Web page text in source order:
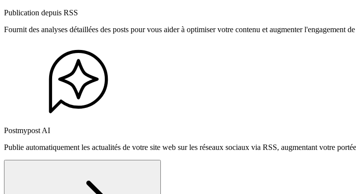
Publication depuis RSS
Fournit des analyses détaillées des posts pour vous aider à optimiser votre contenu et augmenter l'engagement
Postmypost AI
Publie automatiquement les actualités de votre site web sur les réseaux sociaux via RSS, augmentant votre